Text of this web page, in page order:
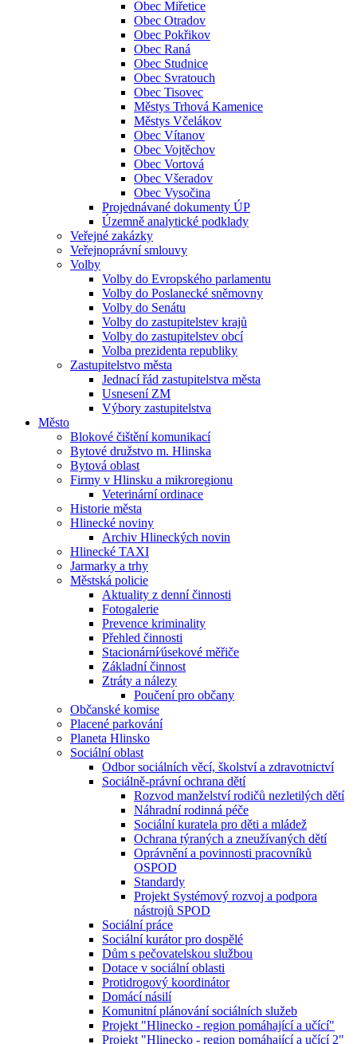
Obec Miřetice
Obec Otradov
Obec Pokřikov
Obec Raná
Obec Studnice
Obec Svratouch
Obec Tisovec
Městys Trhová Kamenice
Městys Včelákov
Obec Vítanov
Obec Vojtěchov
Obec Vortová
Obec Všeradov
Obec Vysočina
Projednávané dokumenty ÚP
Územně analytické podklady
Veřejné zakázky
Veřejnoprávní smlouvy
Volby
Volby do Evropského parlamentu
Volby do Poslanecké sněmovny
Volby do Senátu
Volby do zastupitelstev krajů
Volby do zastupitelstev obcí
Volba prezidenta republiky
Zastupitelstvo města
Jednací řád zastupitelstva města
Usnesení ZM
Výbory zastupitelstva
Město
Blokové čištění komunikací
Bytové družstvo m. Hlinska
Bytová oblast
Firmy v Hlinsku a mikroregionu
Veterinární ordinace
Historie města
Hlinecké noviny
Archiv Hlineckých novin
Hlinecké TAXI
Jarmarky a trhy
Městská policie
Aktuality z denní činnosti
Fotogalerie
Prevence kriminality
Přehled činnosti
Stacionární⁄úsekové měřiče
Základní činnost
Ztráty a nálezy
Poučení pro občany
Občanské komise
Placené parkování
Planeta Hlinsko
Sociální oblast
Odbor sociálních věcí, školství a zdravotnictví
Sociálně-právní ochrana dětí
Rozvod manželství rodičů nezletilých dětí
Náhradní rodinná péče
Sociální kuratela pro děti a mládež
Ochrana týraných a zneužívaných dětí
Oprávnění a povinnosti pracovníků
OSPOD
Standardy
Projekt Systémový rozvoj a podpora
nástrojů SPOD
Sociální práce
Sociální kurátor pro dospělé
Dům s pečovatelskou službou
Dotace v sociální oblasti
Protidrogový koordinátor
Domácí násilí
Komunitní plánování sociálních služeb
Projekt "Hlinecko - region pomáhající a učící"
Projekt "Hlinecko - region pomáhající a učící 2"